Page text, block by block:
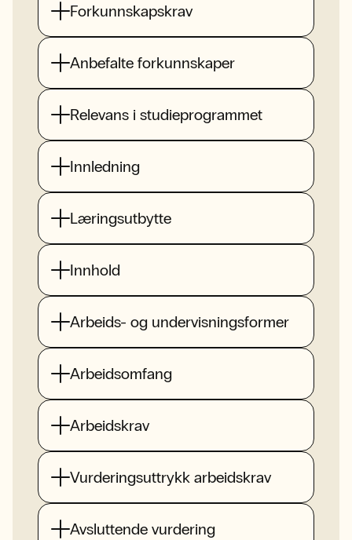
Forkunnskapskrav
Anbefalte forkunnskaper
Relevans i studieprogrammet
Innledning
Læringsutbytte
Innhold
Arbeids- og undervisningsformer
Arbeidsomfang
Arbeidskrav
Vurderingsuttrykk arbeidskrav
Avsluttende vurdering